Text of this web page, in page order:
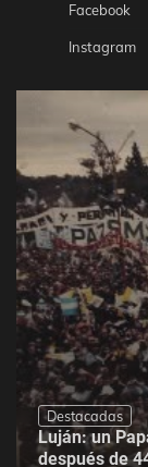
Facebook
Instagram
Destacadas
Luján: un
después de